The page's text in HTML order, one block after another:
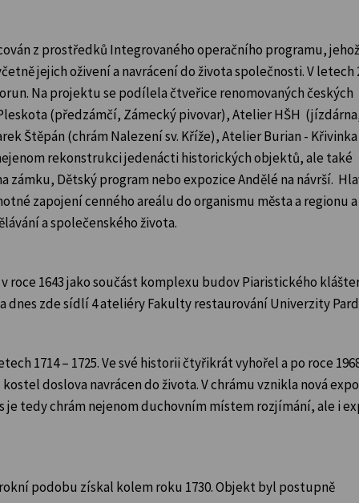
z prostředků Integrovaného operačního programu, jehož
jejich oživení a navrácení do života společnosti. V letech
Na projektu se podílela čtveřice renomovaných českých
(předzámčí, Zámecký pivovar), Atelier HŠH
Štěpán (chrám Nalezení sv. Kříže), Atelier Burian - Křivinka
rekonstrukci jedenácti historických objektů, ale také
zámku, Dětský program nebo expozice Andělé na návrší.
zapojení cenného areálu do organismu města a regionu
a společenského života.
1643 jako součást komplexu budov Piaristického
zde sídlí 4 ateliéry Fakulty restaurování Univerzity
1714 – 1725. Ve své historii čtyřikrát vyhořel a po roce
doslova navrácen do života. V chrámu vznikla nová
je tedy chrám nejenom duchovním místem rozjímání, ale i
podobu získal kolem roku 1730. Objekt byl postupně